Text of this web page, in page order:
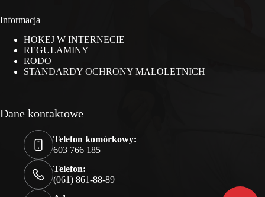
Informacja
HOKEJ W INTERNECIE
REGULAMINY
RODO
STANDARDY OCHRONY MAŁOLETNICH
Dane kontaktowe
Telefon komórkowy:
603 766 185
Telefon:
(061) 861-88-89